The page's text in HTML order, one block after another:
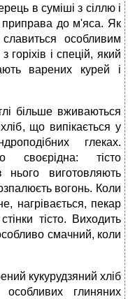
в суміші з сіллю і
до м'яса. Як
особливим
горіхів і спецій, який
варених курей і
більше вживаються
що випікається у
глеках.
своєрідна: тісто
виготовляють
вогонь. Коли
нагрівається, пекар
тісто. Виходить
смачний, коли
кукурудзяний хліб
глиняних